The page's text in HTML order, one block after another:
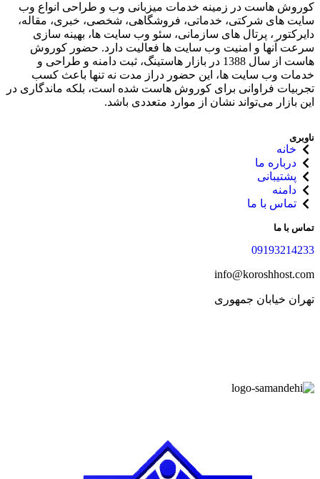
کوروش هاست در زمینه خدمات میزبانی وب و طراحی انواع وب
سایت های شرکتی، خدماتی، فروشگاهی، شخصی، خبری، مقاله،
دایرکتور ، پرتال های سازمانی، سئو وب سایت ها، بهینه سازی
سرعت آنها و امنیت وب سایت ها فعالیت دارد. حضور کوروش
هاست از سال 1388 در بازار هاستینگ، ثبت دامنه و طراحی و
خدمات وب سایت ها، این حضور دراز مدت نه تنها باعث کسب
تجربیات فراوانی برای کوروش هاست شده‌ است، بلکه ماندگاری در
این بازار می‌تواند نشان از موارد متعددی باشد.
ناوبری
خانه
درباره ما
پشتیبانی
دامنه
تماس با ما
تماس با ما
09193214233
info@koroshhost.com
تهران خیابان جمهوری